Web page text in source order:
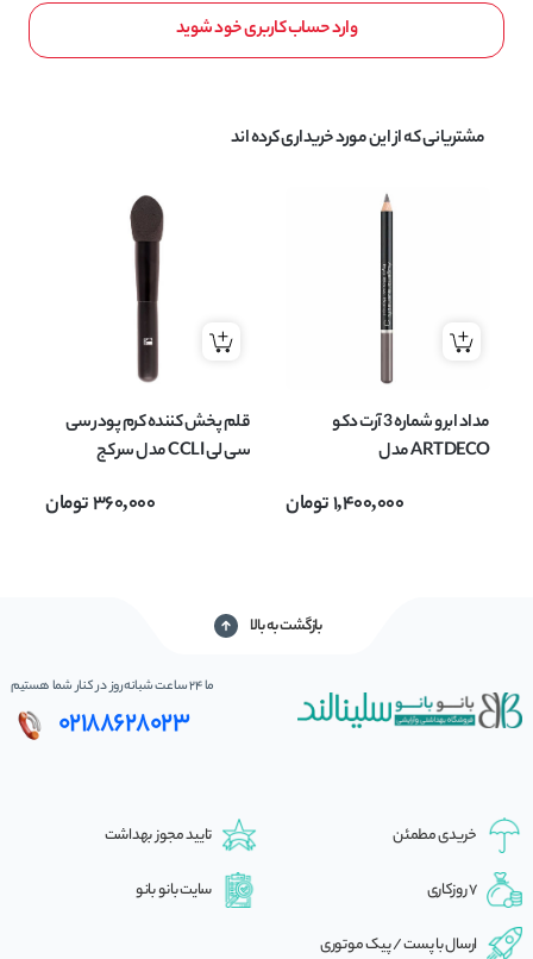
وارد حساب کاربری خود شوید
مشتریانی که از این مورد خریداری کرده اند
مداد ابرو شماره 3 آرت دکو
ARTDECO مدل
1,400,000تومان
قلم پخش کننده کرم پودر سی
سی لی CCLI مدل سر کج
360,000تومان
بازگشت به بالا
ما 24 ساعت شبانه‌روز در کنار شما هستیم
02188628023
خریدی مطمئن تایید مجوز بهداشت
7 روزکاری سایت بانو بانو
ارسال با پست / پیک موتوری